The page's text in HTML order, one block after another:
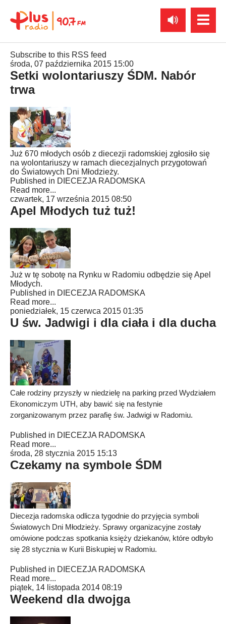
Subscribe to this RSS feed
środa, 07 października 2015 15:00
Setki wolontariuszy ŚDM. Nabór
trwa
Już 670 młodych osób z diecezji radomskiej zgłosiło się
na wolontariuszy w ramach diecezjalnych przygotowań
do Światowych Dni Młodzieży.
Published in DIECEZJA RADOMSKA
Read more...
czwartek, 17 września 2015 08:50
Apel Młodych tuż tuż!
Już w tę sobotę na Rynku w Radomiu odbędzie się Apel
Młodych.
Published in DIECEZJA RADOMSKA
Read more...
poniedziałek, 15 czerwca 2015 01:35
U św. Jadwigi i dla ciała i dla ducha
Całe rodziny przyszły w niedzielę na parking przed Wydziałem
Ekonomiczym UTH, aby bawić się na festynie
zorganizowanym przez parafię św. Jadwigi w Radomiu.
Published in DIECEZJA RADOMSKA
Read more...
środa, 28 stycznia 2015 15:13
Czekamy na symbole ŚDM
Diecezja radomska odlicza tygodnie do przyjęcia symboli
Światowych Dni Młodzieży. Sprawy organizacyjne zostały
omówione podczas spotkania księży dziekanów, które odbyło
się 28 stycznia w Kurii Biskupiej w Radomiu.
Published in DIECEZJA RADOMSKA
Read more...
piątek, 14 listopada 2014 08:19
Weekend dla dwojga